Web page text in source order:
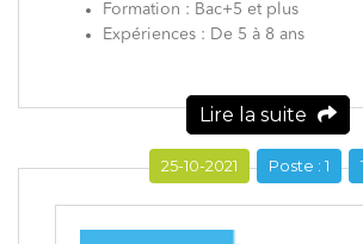
Formation : Bac+5 et plus
Expériences : De 5 à 8 ans
Lire la suite
Poste : 1
25-10-2021